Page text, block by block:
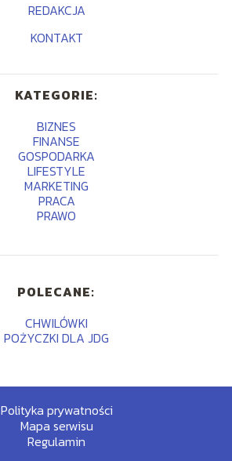
REDAKCJA
KONTAKT
KATEGORIE:
BIZNES
FINANSE
GOSPODARKA
LIFESTYLE
MARKETING
PRACA
PRAWO
POLECANE:
CHWILÓWKI
POŻYCZKI DLA JDG
Polityka prywatności
Mapa serwisu
Regulamin